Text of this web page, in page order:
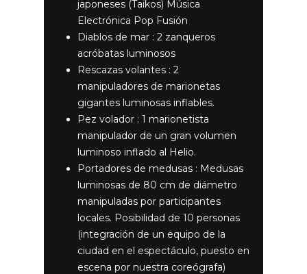
japoneses (Taikos) Música
Electrónica Pop Fusión
Diablos de mar : 2 zanqueros
acróbatas luminosos
Rescazas volantes : 2
manipuladores de marionetas
gigantes luminosas inflables.
Pez volador : 1 marionetista
manipulador de un gran volumen
luminoso inflado al Helio.
Portadores de medusas : Medusas
luminosas de 80 cm de diámetro
manipuladas por participantes
locales. Posibilidad de 10 personas
(integración de un equipo de la
ciudad en el espectáculo, puesto en
escena por nuestra coreógrafa)